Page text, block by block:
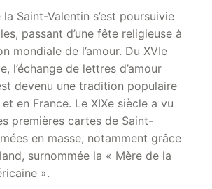
la Saint-Valentin s’est poursuivie
passant d’une fête religieuse à
mondiale de l’amour. Du XVIe
l’échange de lettres d’amour
devenu une tradition populaire
en France. Le XIXe siècle a vu
premières cartes de Saint-
en masse, notamment grâce
surnommée la « Mère de la
».